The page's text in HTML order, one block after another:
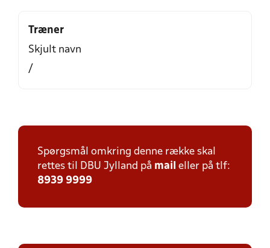
Træner
Skjult navn
/
Spørgsmål omkring denne række skal
rettes til DBU Jylland på mail eller på tlf:
8939 9999